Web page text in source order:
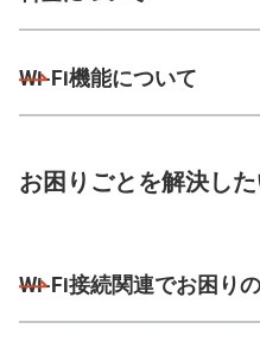
Wi-Fi機能について
お困りごとを解決し
Wi-Fi接続関連でお困り